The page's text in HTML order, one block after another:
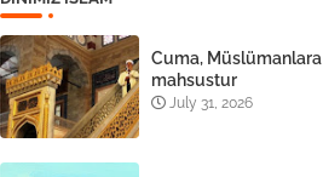
Cuma, Müslümanlara
mahsustur
July 31, 2026